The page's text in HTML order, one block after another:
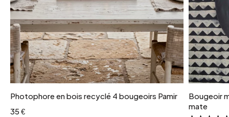
Photophore en bois recyclé 4 bougeoirs Pamir
35 €
Bougeoir
mate